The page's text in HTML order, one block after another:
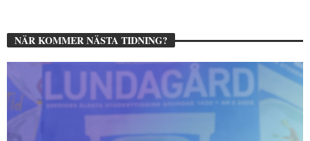
NÄR KOMMER NÄSTA TIDNING?